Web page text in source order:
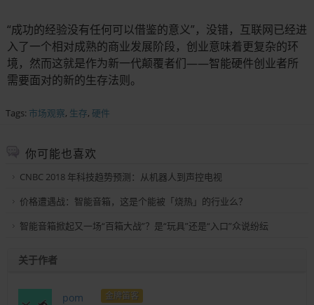
“成功的经验没有任何可以借鉴的意义”，没错，互联网已经进
入了一个相对成熟的商业发展阶段，创业意味着更复杂的环
境，然而这就是作为新一代颠覆者们——智能硬件创业者所
需要面对的新的生存法则。
Tags: 市场观察, 生存, 硬件
你可能也喜欢
CNBC 2018 年科技趋势预测：从机器人到声控电视
价格遭遇战：智能音箱，这是个能被「烧热」的行业么？
智能音箱掀起又一场“百箱大战”？是“玩具”还是“入口”众说纷纭
关于作者
pom 金牌笛客